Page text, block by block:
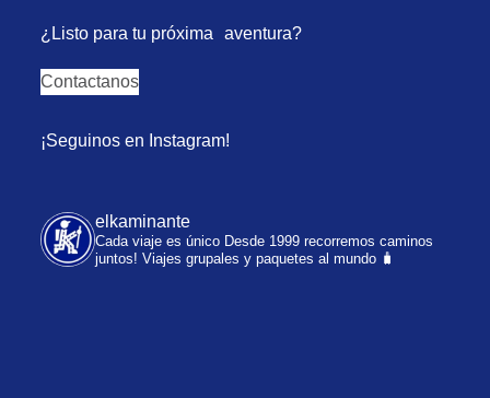
¿Listo para tu próxima aventura?
Contactanos
¡Seguinos en Instagram!
elkaminante
Cada viaje es único Desde 1999 recorremos caminos
juntos! Viajes grupales y paquetes al mundo 🧳